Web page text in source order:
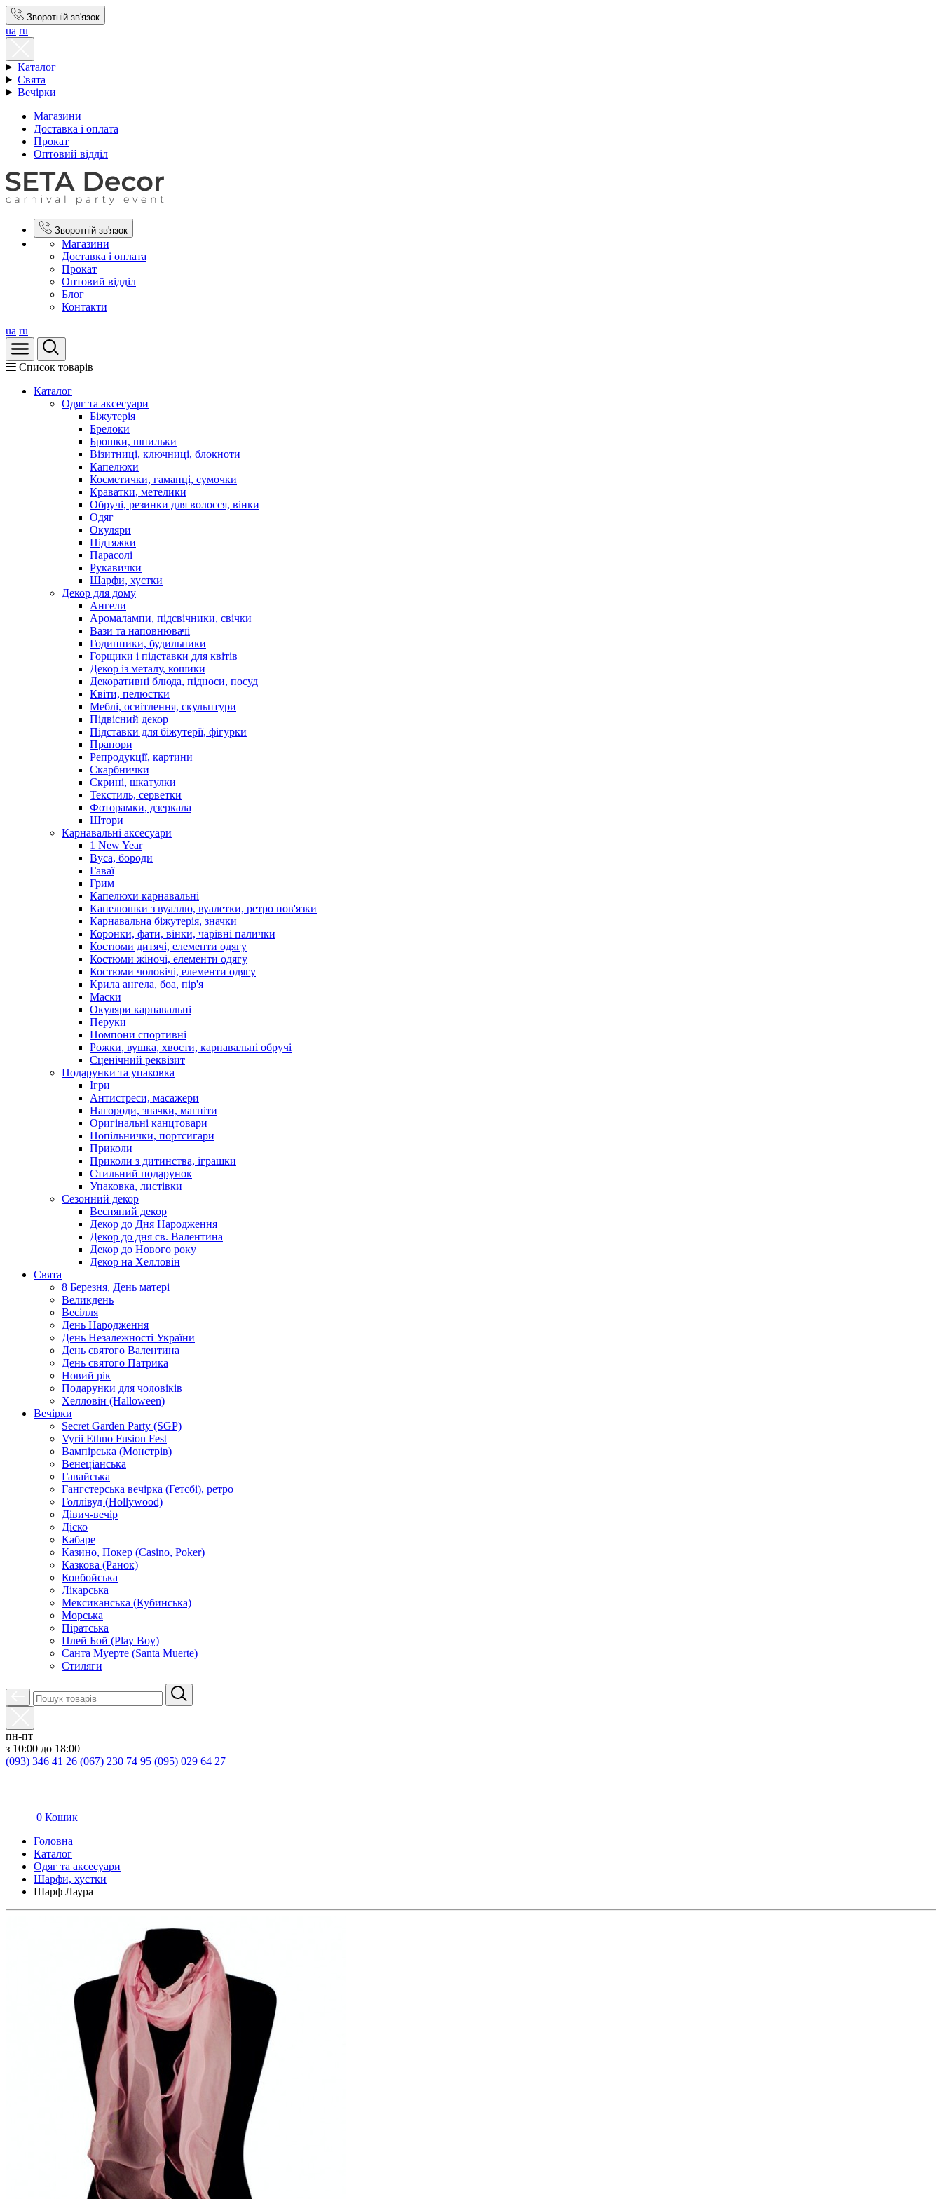
Зворотній зв'язок
ua ru
Каталог
Свята
Вечірки
Магазини
Доставка і оплата
Прокат
Оптовий відділ
Зворотній зв'язок
Магазини
Доставка і оплата
Прокат
Оптовий відділ
Блог
Контакти
ua ru
Список товарів
Каталог
Oдяг та аксесуари
Біжутерія
Брелоки
Брошки, шпильки
Візитниці, ключниці, блокноти
Капелюхи
Косметички, гаманці, сумочки
Краватки, метелики
Обручі, резинки для волосся, вінки
Одяг
Окуляри
Підтяжки
Парасолі
Рукавички
Шарфи, хустки
Декор для дому
Ангели
Аромалампи, підсвічники, свічки
Вази та наповнювачі
Годинники, будильники
Горщики і підставки для квітів
Декор із металу, кошики
Декоративні блюда, підноси, посуд
Квіти, пелюстки
Меблі, освітлення, скульптури
Підвісний декор
Підставки для біжутерії, фігурки
Прапори
Репродукції, картини
Скарбнички
Скрині, шкатулки
Текстиль, серветки
Фоторамки, дзеркала
Штори
Карнавальні аксесуари
1 New Year
Вуса, бороди
Гаваї
Грим
Капелюхи карнавальні
Капелюшки з вуаллю, вуалетки, ретро пов'язки
Карнавальна біжутерія, значки
Коронки, фати, вінки, чарівні палички
Костюми дитячі, елементи одягу
Костюми жіночі, елементи одягу
Костюми чоловічі, елементи одягу
Крила ангела, боа, пір'я
Маски
Окуляри карнавальні
Перуки
Помпони спортивні
Рожки, вушка, хвости, карнавальні обручі
Сценічний реквізит
Подарунки та упаковка
Ігри
Антистреси, масажери
Нагороди, значки, магніти
Оригінальні канцтовари
Попільнички, портсигари
Приколи
Приколи з дитинства, іграшки
Стильний подарунок
Упаковка, листівки
Сезонний декор
Весняний декор
Декор до Дня Народження
Декор до дня св. Валентина
Декор до Нового року
Декор на Хелловін
Свята
8 Березня, День матері
Великдень
Весілля
День Народження
День Незалежності України
День святого Валентина
День святого Патрика
Новий рік
Подарунки для чоловіків
Хелловін (Halloween)
Вечірки
Secret Garden Party (SGP)
Vyrii Ethno Fusion Fest
Вампірська (Монстрів)
Венеціанська
Гавайська
Гангстерська вечірка (Гетсбі), ретро
Голлівуд (Hollywood)
Дівич-вечір
Діско
Кабаре
Казино, Покер (Casino, Poker)
Казкова (Ранок)
Ковбойська
Лікарська
Мексиканська (Кубинська)
Морська
Піратська
Плей Бой (Play Boy)
Санта Муерте (Santa Muerte)
Стиляги
пн-пт
з 10:00 до 18:00
(093) 346 41 26 (067) 230 74 95 (095) 029 64 27
0 Кошик
Головна
Каталог
Oдяг та аксесуари
Шарфи, хустки
Шарф Лаура